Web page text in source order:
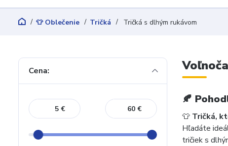
👕 Oblečenie Tričká Tričká s dlhým rukávom
🍂
👕 Tričká,
Hľadáte
tričiek s
Cena:
€ €